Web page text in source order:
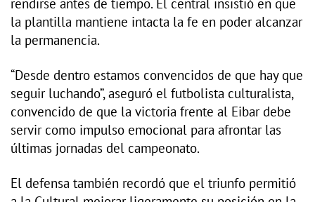
rendirse antes de tiempo. El central insistió en que
la plantilla mantiene intacta la fe en poder alcanzar
la permanencia.
“Desde dentro estamos convencidos de que hay que
seguir luchando”, aseguró el futbolista culturalista,
convencido de que la victoria frente al Eibar debe
servir como impulso emocional para afrontar las
últimas jornadas del campeonato.
El defensa también recordó que el triunfo permitió